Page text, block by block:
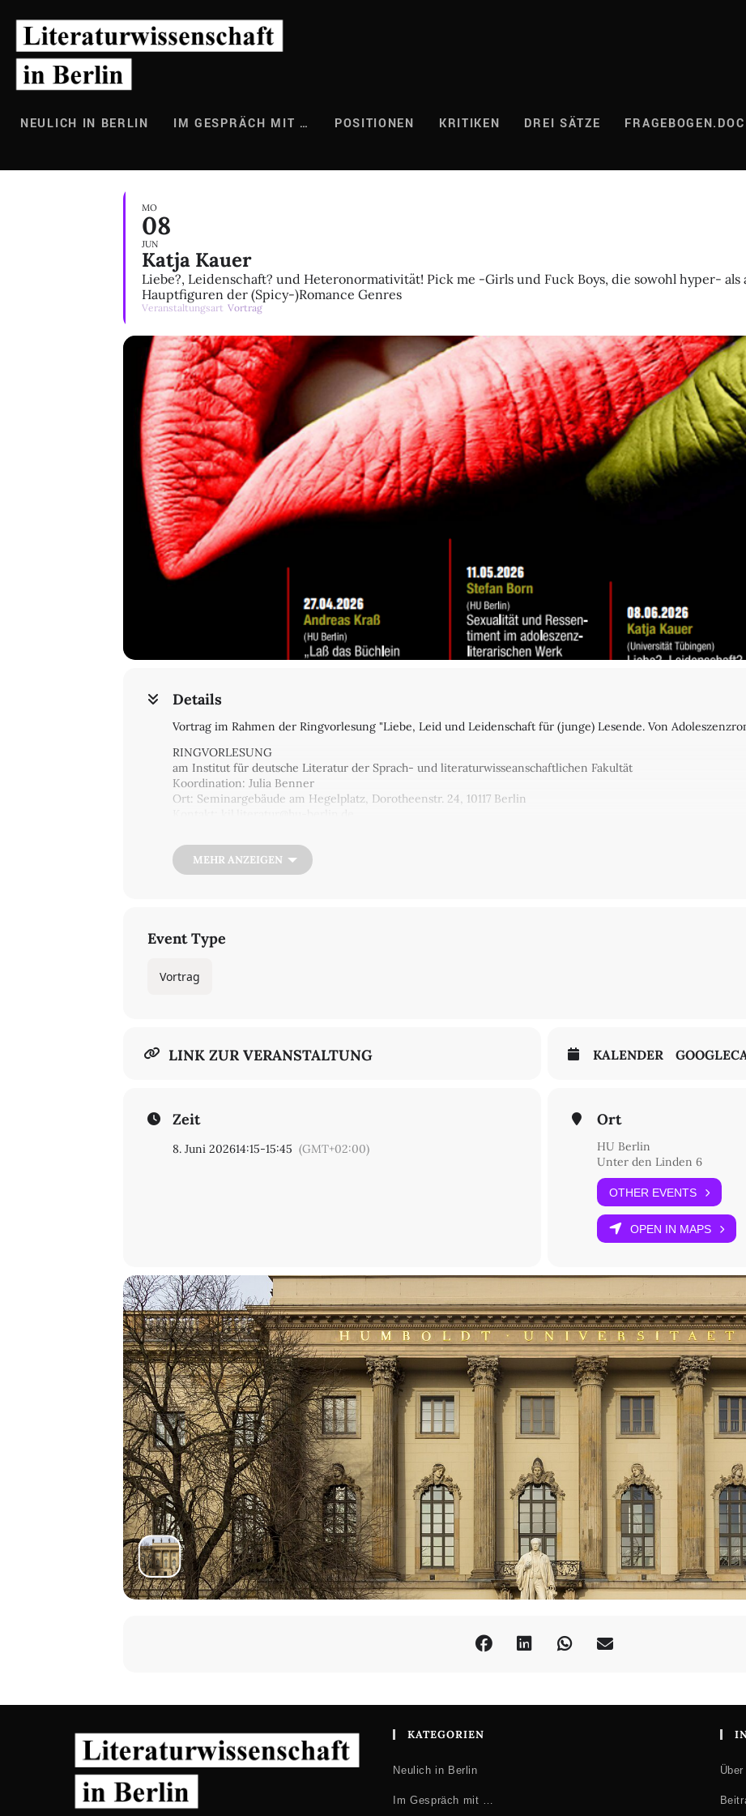
Inhalt
springen
NEULICH IN BERLIN IM GESPRÄCH MIT … POSITIONEN KRITIKEN DREI SÄTZE FRAGEBOGEN.DOC
MO
08
JUN
Katja Kauer
Liebe?, Leidenschaft? und Heteronormativität! Pick me -Girls und Fuck Boys, die sowohl hyper-
Hauptfiguren der (Spicy-)Romance Genres
Veranstaltungsart Vortrag
Details
Vortrag im Rahmen der Ringvorlesung "Liebe, Leid und Leidenschaft für (junge) Lesende. Von
RINGVORLESUNG
am Institut für deutsche Literatur der Sprach- und literaturwisseanschaftlichen Fakultät
Koordination: Julia Benner
Ort: Seminargebäude am Hegelplatz, Dorotheenstr. 24, 10117 Berlin
MEHR ANZEIGEN
Event Type
Vortrag
LINK ZUR VERANSTALTUNG KALENDER
Zeit
8. Juni 202614:15-15:45 (GMT+02:00)
Ort
HU Berlin
Unter den Linden 6
OTHER EVENTS
OPEN IN MAPS
KATEGORIEN
Neulich in Berlin
Im Gespräch mit …